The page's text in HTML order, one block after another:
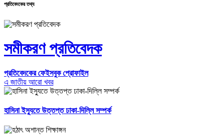
প্রতিবেদকের তথ্য
সমীকরণ প্রতিবেদক
প্রতিবেদকের ফেইসবুক প্রোফাইল
এ জাতীয় আরো খবর
হাসিনা ইস্যুতে উত্তপ্ত ঢাকা-দিল্লি সম্পর্ক